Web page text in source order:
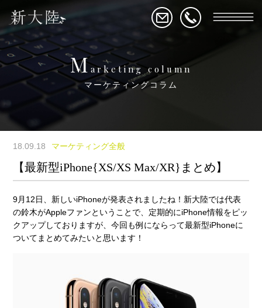
Marketing column
マーケティングコラム
18.09.18 マーケティング全般
【最新型iPhone{XS/XS Max/XR}まとめ】
9月12日、新しいiPhoneが発表されましたね！新大陸では代表
の鈴木がAppleファンということで、定期的にiPhone情報をピッ
クアップしておりますが、今回も例にならって最新型iPhoneに
ついてまとめてみたいと思います！